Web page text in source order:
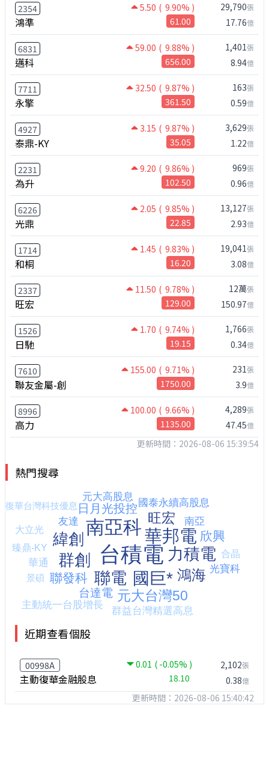
2354 5.50 ( 9.90% )
鴻準 61.00
29,790張
17.76億
6831 59.00 ( 9.88% )
邁科 656.00
1,401張
8.94億
7711 32.50 ( 9.87% )
永擎 361.50
163張
0.59億
4927 3.15 ( 9.87% )
泰鼎-KY 35.05
3,629張
1.22億
2231 9.20 ( 9.86% )
為升 102.50
969張
0.96億
6226 2.05 ( 9.85% )
光鼎 22.85
13,127張
2.93億
1714 1.45 ( 9.83% )
和桐 16.20
19,041張
3.08億
2337 11.50 ( 9.78% )
旺宏 129.00
12萬張
150.97億
1526 1.70 ( 9.74% )
日馳 19.15
1,766張
0.34億
7610 155.00 ( 9.71% )
聯友金屬-創 1750.00
231張
3.9億
8996 100.00 ( 9.66% )
高力 1135.00
4,289張
47.45億
更新時間：2026-08-06 15:39:54
熱門搜尋
近期查看個股
00998A 0.01 ( -0.05% )
主動復華金融股息 18.10
2,102張
0.38億
更新時間：2026-08-06 15:40:42